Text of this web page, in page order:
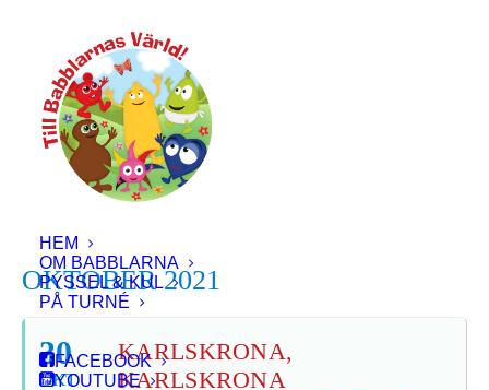
HEM
OM BABBLARNA
PYSSEL & KUL
PÅ TURNÉ
FACEBOOK
YOUTUBE
OKTOBER 2021
30
OKT
KARLSKRONA,
KARLSKRONA